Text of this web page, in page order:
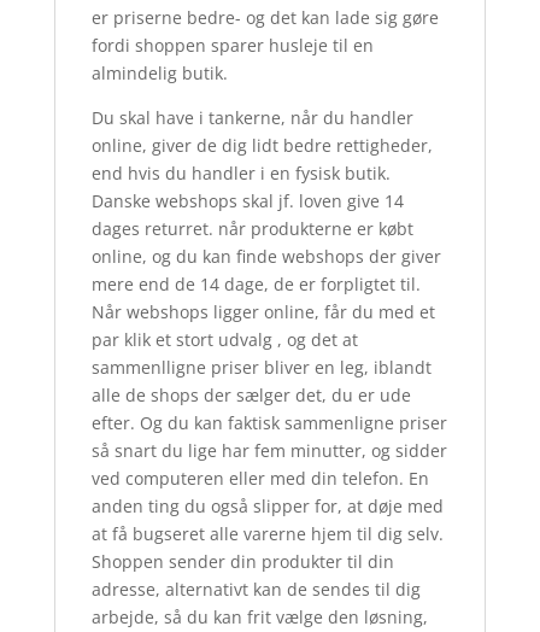
er priserne bedre- og det kan lade sig gøre
fordi shoppen sparer husleje til en
almindelig butik.
Du skal have i tankerne, når du handler
online, giver de dig lidt bedre rettigheder,
end hvis du handler i en fysisk butik.
Danske webshops skal jf. loven give 14
dages returret. når produkterne er købt
online, og du kan finde webshops der giver
mere end de 14 dage, de er forpligtet til.
Når webshops ligger online, får du med et
par klik et stort udvalg , og det at
sammenlligne priser bliver en leg, iblandt
alle de shops der sælger det, du er ude
efter. Og du kan faktisk sammenligne priser
så snart du lige har fem minutter, og sidder
ved computeren eller med din telefon. En
anden ting du også slipper for, at døje med
at få bugseret alle varerne hjem til dig selv.
Shoppen sender din produkter til din
adresse, alternativt kan de sendes til dig
arbejde, så du kan frit vælge den løsning,